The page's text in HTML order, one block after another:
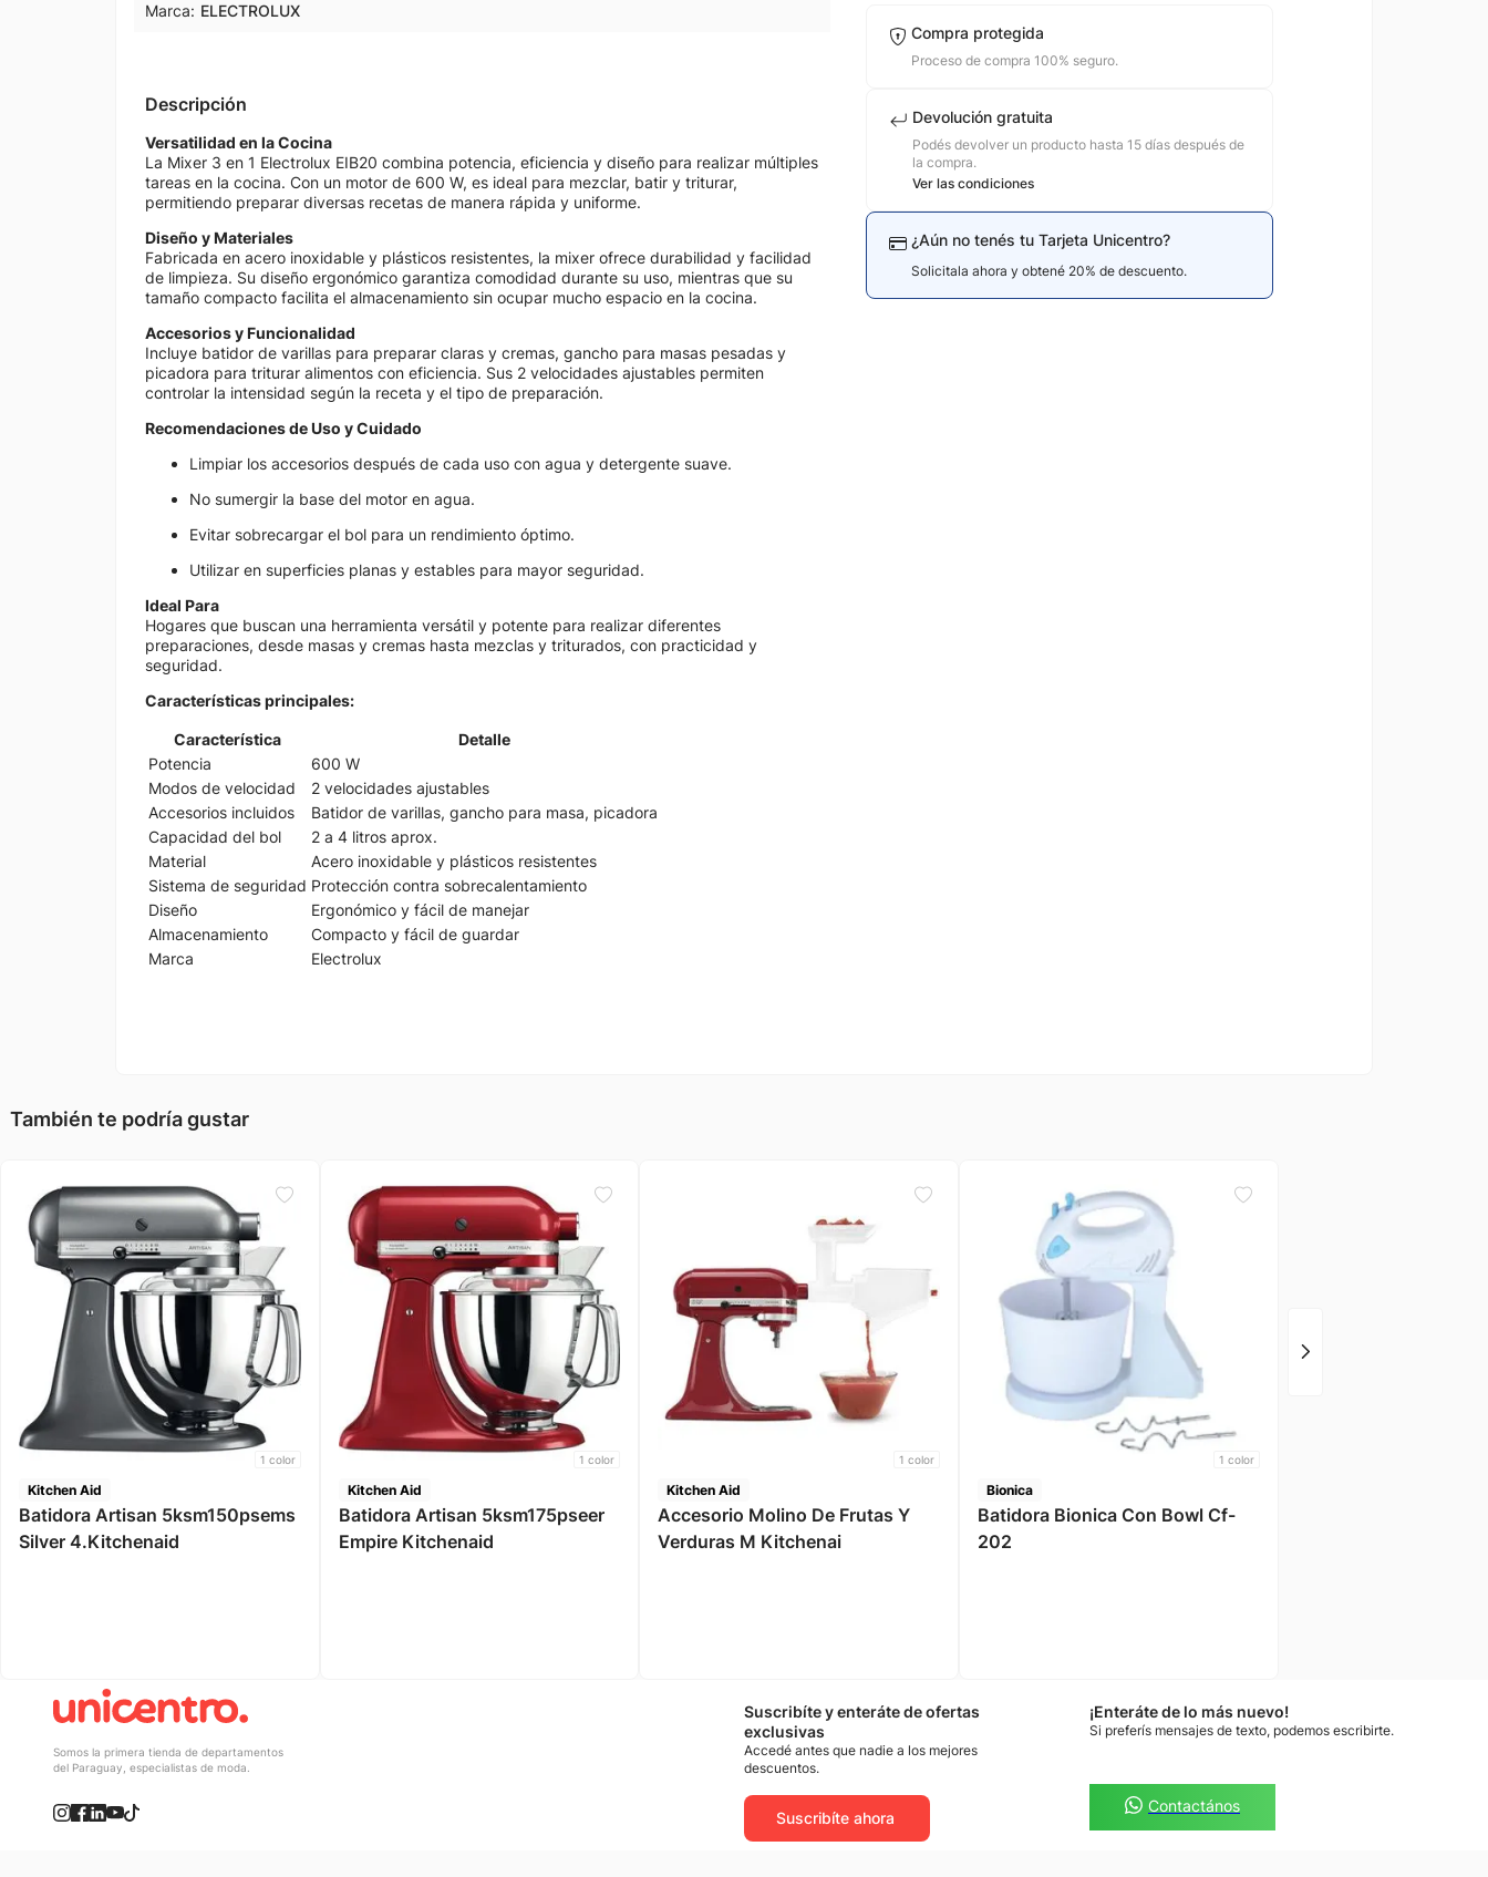
Marca: ELECTROLUX
Descripción
Versatilidad en la Cocina
La Mixer 3 en 1 Electrolux EIB20 combina potencia, eficiencia y diseño para realizar múltiples
tareas en la cocina. Con un motor de 600 W, es ideal para mezclar, batir y triturar,
permitiendo preparar diversas recetas de manera rápida y uniforme.
Diseño y Materiales
Fabricada en acero inoxidable y plásticos resistentes, la mixer ofrece durabilidad y facilidad
de limpieza. Su diseño ergonómico garantiza comodidad durante su uso, mientras que su
tamaño compacto facilita el almacenamiento sin ocupar mucho espacio en la cocina.
Accesorios y Funcionalidad
Incluye batidor de varillas para preparar claras y cremas, gancho para masas pesadas y
picadora para triturar alimentos con eficiencia. Sus 2 velocidades ajustables permiten
controlar la intensidad según la receta y el tipo de preparación.
Recomendaciones de Uso y Cuidado
Limpiar los accesorios después de cada uso con agua y detergente suave.
No sumergir la base del motor en agua.
Evitar sobrecargar el bol para un rendimiento óptimo.
Utilizar en superficies planas y estables para mayor seguridad.
Ideal Para
Hogares que buscan una herramienta versátil y potente para realizar diferentes
preparaciones, desde masas y cremas hasta mezclas y triturados, con practicidad y
seguridad.
Características principales:
Característica
Detalle
Potencia
600 W
Modos de velocidad
2 velocidades ajustables
Accesorios incluidos
Batidor de varillas, gancho para masa, picadora
Capacidad del bol
2 a 4 litros aprox.
Material
Acero inoxidable y plásticos resistentes
Sistema de seguridad Protección contra sobrecalentamiento
Diseño
Ergonómico y fácil de manejar
Almacenamiento
Compacto y fácil de guardar
Marca
Electrolux
Compra protegida
Proceso de compra 100% seguro.
Devolución gratuita
Podés devolver un producto hasta 15 días después de
la compra.
Ver las condiciones
¿Aún no tenés tu Tarjeta Unicentro?
Solicitala ahora y obtené 20% de descuento.
También te podría gustar
1 color
Kitchen Aid
Batidora Artisan 5ksm150psems
Silver 4.Kitchenaid
1 color
Kitchen Aid
Batidora Artisan 5ksm175pseer
Empire Kitchenaid
1 color
Kitchen Aid
Accesorio Molino De Frutas Y
Verduras M Kitchenai
1 color
Bionica
Batidora Bionica Con Bowl Cf-
202
Somos la primera tienda de departamentos
del Paraguay, especialistas de moda.
Suscribíte y enteráte de ofertas
exclusivas
Accedé antes que nadie a los mejores
descuentos.
Suscribíte ahora
¡Enteráte de lo más nuevo!
Si preferís mensajes de texto, podemos escribirte.
Contactános